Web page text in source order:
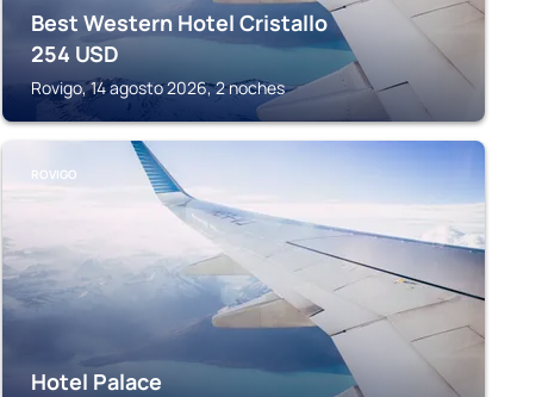
Best Western Hotel Cristallo
254 USD
Rovigo, 14 agosto 2026, 2 noches
ROVIGO
Hotel Palace